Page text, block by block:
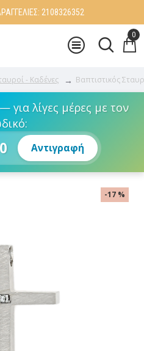
2108326352
0
- Καδένες Βαπτιστικός
για λίγες μέρες με τον
Αντιγραφή
-17 %